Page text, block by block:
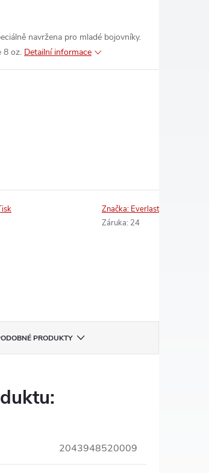
navržena pro mladé bojovníky.
8 oz. Detailní informace
Značka: Everlast
Záruka: 24
PRODUKTY
2043948520009